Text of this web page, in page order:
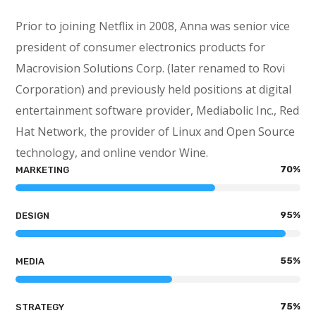
Prior to joining Netflix in 2008, Anna was senior vice
president of consumer electronics products for
Macrovision Solutions Corp. (later renamed to Rovi
Corporation) and previously held positions at digital
entertainment software provider, Mediabolic Inc., Red
Hat Network, the provider of Linux and Open Source
technology, and online vendor Wine.
MARKETING 70%
DESIGN 95%
MEDIA 55%
STRATEGY 75%